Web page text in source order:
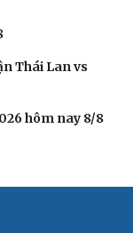
Thái Lan vs
hôm nay 8/8